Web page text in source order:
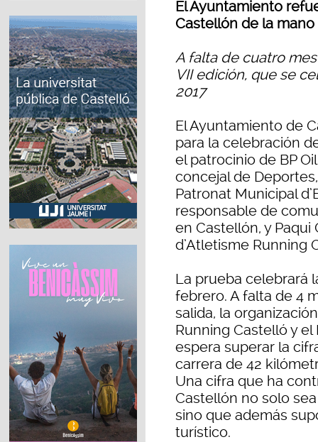
El Ayuntamiento
Castellón de la mano
A falta de cuatro
VII edición, que se
2017
El Ayuntamiento de
para la celebración
el patrocinio de BP
concejal de
Patronat Municipal
responsable de
en Castellón, y Paqui
d’Atletisme Running
La prueba celebrará
febrero. A falta de 4
salida, la
Running Castelló y el
espera superar la
carrera de 42
Una cifra que ha
Castellón no solo
sino que además
turístico.